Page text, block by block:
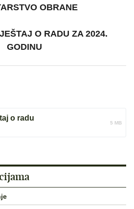
OBRANE
O RADU ZA 2024.
GODINU
o radu
5 MB